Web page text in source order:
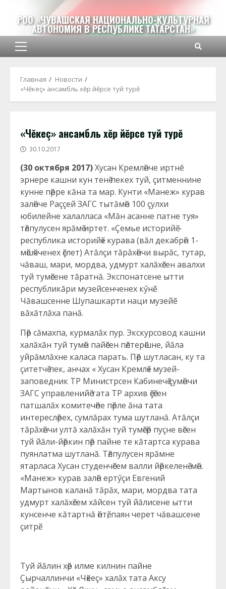
содержимому
РОО «ЧУВАШСКАЯ НАЦИОНАЛЬНО-КУЛЬТУРНАЯ
АВТОНОМИЯ В РЕСПУБЛИКЕ ТАТАРСТАН»
Основное
Главная
Новости
«Чĕкеç» ансамбль хĕр йĕрсе туй турĕ
«Чĕкеç» ансамбль хĕр йĕрсе туй турĕ
30.10.2017
(30 октября 2017)Хусан Кремлӗнче иртнĕ
эрнере кашни кун тенӗ пекех туй, çитменнине
кунне пӗрре кăна та мар. Кунти «Манеж» курав
залӗнче Раççей ЗАГС тытăмӗн 100 çулхи
юбилейне халалласа «Мăн асанне патне туя»
тӗлпулусен ярăмӗ иртет. «Çемье историйӗ –
республика историйӗ» курава (вăл декабрӗн 1-
мӗшӗчченех ӗçлет) Атăлçи тăрăхӗнчи вырăс, тутар,
чăваш, мари, мордва, удмурт халăхӗсен авалхи
туй тумӗсене тăратнă. Экспонатсене ытти
республикăри музейсенченех кӳнӗ.
Чăвашсенне Шупашкарти наци музейӗ
вăхăтлăха панă.
Пӗр сăмахпа, курмалăх пур. Экскурсовод кашни
халăхăн туй тумӗн пайӗсен пӗлтерӗшне, йăла
уйрăмлăхне каласа парать. Пӗр шутласан, ку та
çитетчӗ пек, анчах « Хусан Кремлӗ» музей-
заповедник ТР Министрсен Кабинечӗ çумӗнчи
ЗАГС управленийӗ тата ТР архив ӗçӗсен
патшалăх комитечӗпе пӗрле ăна тата
интереслӗрех, сумлăрах тума шутланă. Атăлçи
тăрăхӗнчи ултă халăхăн туй тумӗсӗр пуçне вӗсен
туй йăли-йӗркин пӗр пайне те кăтартса курава
пуянлатма шутланă. Тӗлпулусен ярăмне
ятарласа Хусан студенчӗсем валли йӗркеленӗ-мӗн.
«Манеж» курав залӗн ертӳçи Евгений
Мартынов каланă тăрăх, мари, мордва тата
удмурт халăхӗсем хăйсен туй йăлисене ытти
кунсенче кăтартнă ӗнтӗ, паян черет чăвашсене
çитрӗ.
Туй йăлин хӗр илме килнин пайне
Çырчаллинчи «Чӗкеç» халăх тата Аксу